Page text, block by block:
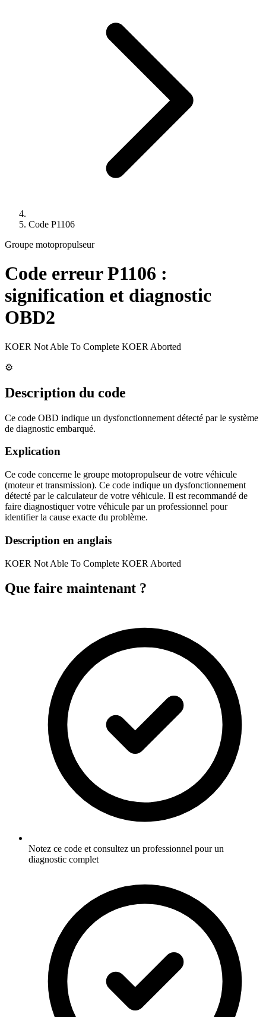
Code P1106
Groupe motopropulseur
Code erreurP1106 :
signification et diagnostic
OBD2
KOER Not Able To Complete KOER Aborted
⚙️
Description du code
Ce code OBD indique un dysfonctionnement détecté par le système
de diagnostic embarqué.
Explication
Ce code concerne le groupe motopropulseur de votre véhicule
(moteur et transmission). Ce code indique un dysfonctionnement
détecté par le calculateur de votre véhicule. Il est recommandé de
faire diagnostiquer votre véhicule par un professionnel pour
identifier la cause exacte du problème.
Description en anglais
KOER Not Able To Complete KOER Aborted
Que faire maintenant ?
Notez ce code et consultez un professionnel pour un
diagnostic complet